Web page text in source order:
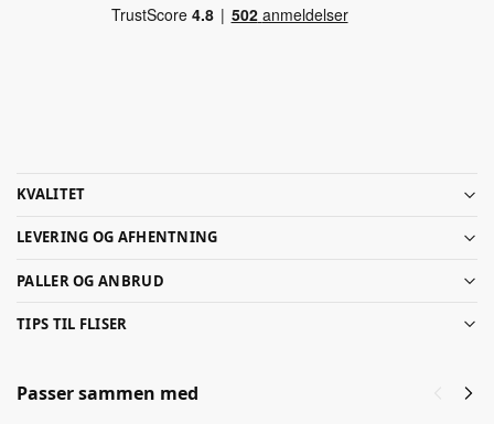
KVALITET
LEVERING OG AFHENTNING
PALLER OG ANBRUD
TIPS TIL FLISER
Passer sammen med